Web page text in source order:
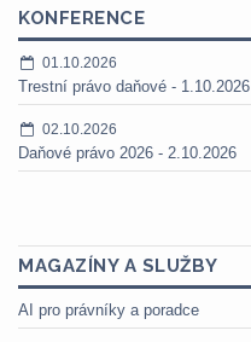
KONFERENCE
01.10.2026
Trestní právo daňové - 1.10.2026
02.10.2026
Daňové právo 2026 - 2.10.2026
MAGAZÍNY A SLUŽBY
AI pro právníky a poradce